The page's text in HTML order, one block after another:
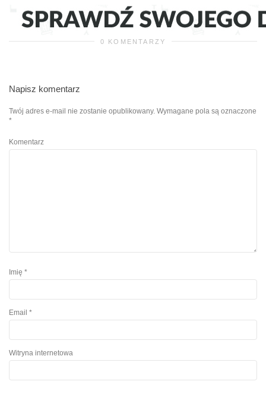
0 KOMENTARZY
Napisz komentarz
Twój adres e-mail nie zostanie opublikowany. Wymagane pola są oznaczone
*
Komentarz
Imię *
Email *
Witryna internetowa